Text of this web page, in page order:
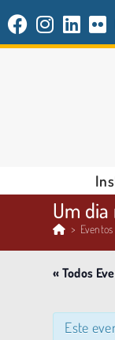
Um dia
> Eventos
« Todos
Este